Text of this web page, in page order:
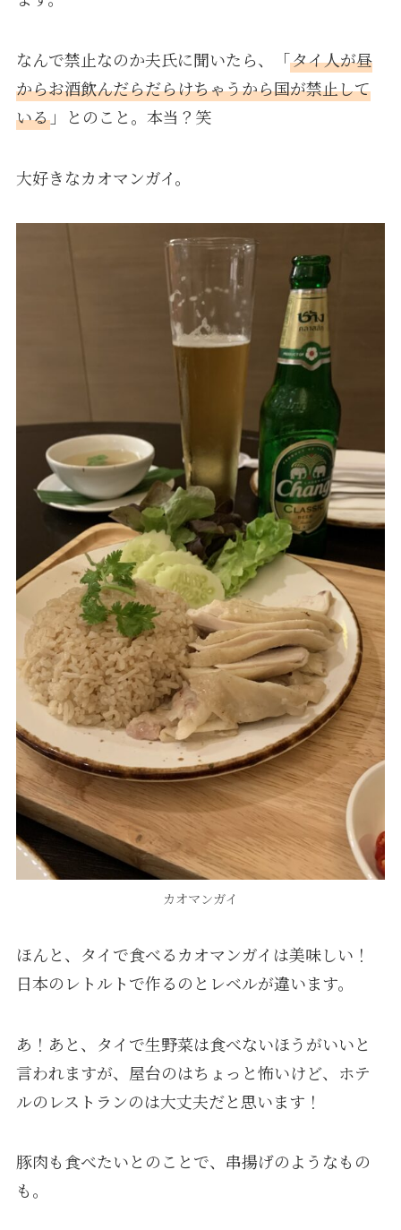
なんで禁止なのか夫氏に聞いたら、「タイ人が昼
からお酒飲んだらだらけちゃうから国が禁止して
いる」とのこと。本当？笑
大好きなカオマンガイ。
カオマンガイ
ほんと、タイで食べるカオマンガイは美味しい！
日本のレトルトで作るのとレベルが違います。
あ！あと、タイで生野菜は食べないほうがいいと
言われますが、屋台のはちょっと怖いけど、ホテ
ルのレストランのは大丈夫だと思います！
豚肉も食べたいとのことで、串揚げのようなもの
も。